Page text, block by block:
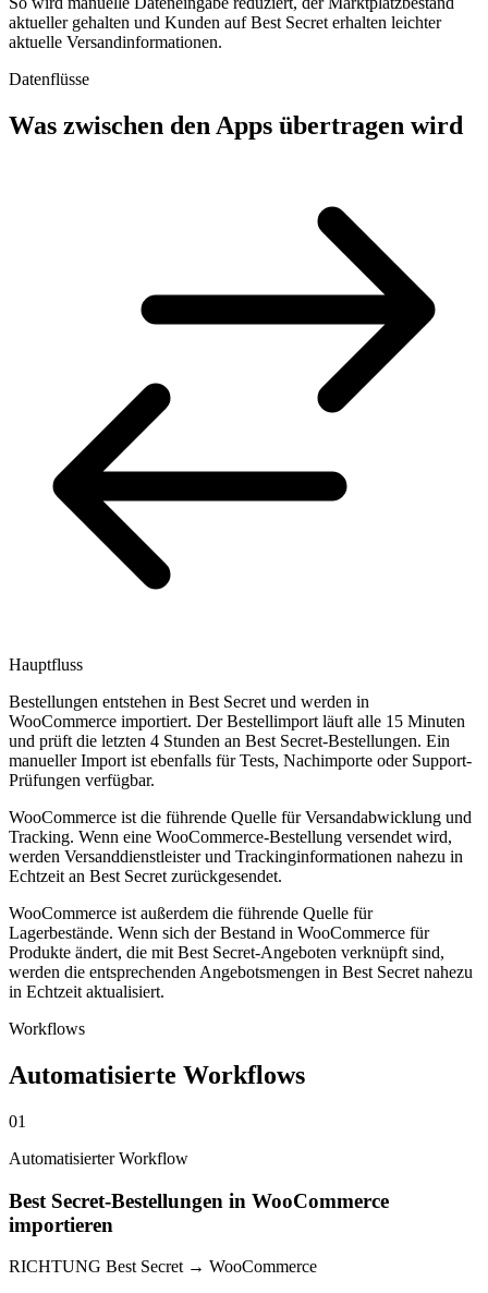
aktueller gehalten und Kunden auf Best Secret erhalten leichter
aktuelle Versandinformationen.
Datenflüsse
Was zwischen den Apps übertragen wird
Hauptfluss
Bestellungen entstehen in Best Secret und werden in
WooCommerce importiert. Der Bestellimport läuft alle 15 Minuten
und prüft die letzten 4 Stunden an Best Secret-Bestellungen. Ein
manueller Import ist ebenfalls für Tests, Nachimporte oder Support-
Prüfungen verfügbar.
WooCommerce ist die führende Quelle für Versandabwicklung und
Tracking. Wenn eine WooCommerce-Bestellung versendet wird,
werden Versanddienstleister und Trackinginformationen nahezu in
Echtzeit an Best Secret zurückgesendet.
WooCommerce ist außerdem die führende Quelle für
Lagerbestände. Wenn sich der Bestand in WooCommerce für
Produkte ändert, die mit Best Secret-Angeboten verknüpft sind,
werden die entsprechenden Angebotsmengen in Best Secret nahezu
in Echtzeit aktualisiert.
Workflows
Automatisierte Workflows
01
Automatisierter Workflow
Best Secret-Bestellungen in WooCommerce
importieren
RICHTUNG Best Secret → WooCommerce